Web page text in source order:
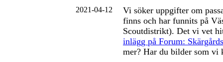
2021-04-12
Vi söker uppgifter om
finns och har funnits på
Scoutdistrikt). Det vi vet
inlägg på Forum:
mer? Har du bilder som vi